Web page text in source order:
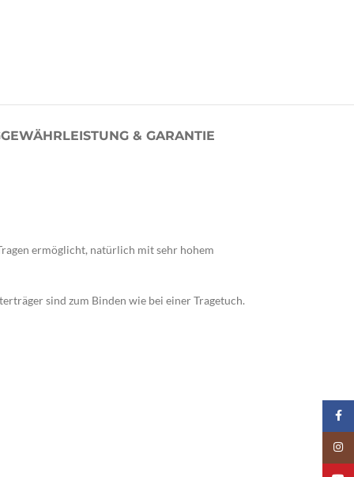
GEWÄHRLEISTUNG & GARANTIE
ermöglicht, natürlich mit sehr hohem
sind zum Binden wie bei einer Tragetuch.